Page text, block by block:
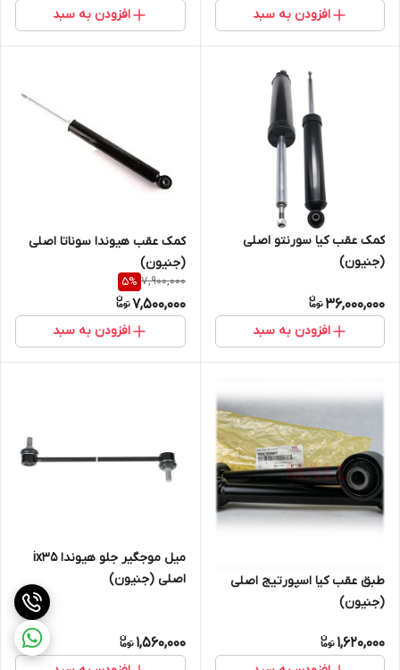
افزودن به سبد افزودن به سبد
کمک عقب کیا سورنتو اصلی
(جنیون)
36,000,000
افزودن به سبد
کمک عقب هیوندا سوناتا اصلی
(جنیون)
7,900,000
5%
7,500,000
افزودن به سبد
طبق عقب کیا اسپورتیج اصلی
(جنیون)
1,620,000
میل موجگیر جلو هیوندا ix35
اصلی (جنیون)
1,560,000